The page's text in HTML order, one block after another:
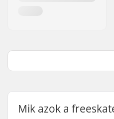
Mik azok a